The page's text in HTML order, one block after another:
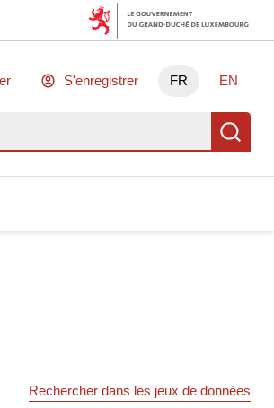
S'enregistrer FR EN
Rechercher dans les jeux de données